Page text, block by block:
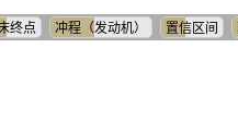
终点 冲程（发动机） 置信区间